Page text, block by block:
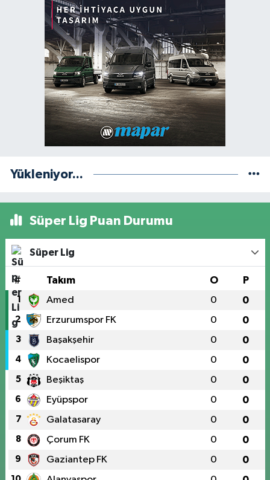
Yükleniyor...
Süper Lig Puan Durumu
Süper Lig
# Takım O P
1 Amed 0 0
2 Erzurumspor FK 0 0
3 Başakşehir 0 0
4 Kocaelispor 0 0
5 Beşiktaş 0 0
6 Eyüpspor 0 0
7 Galatasaray 0 0
8 Çorum FK 0 0
9 Gaziantep FK 0 0